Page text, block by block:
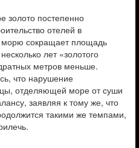
золото постепенно
отелей в
морю сокращает площадь
лет «золотого
метров меньше.
что нарушение
отделяющей море от суши
заявляя к тому же, что
такими же темпами,